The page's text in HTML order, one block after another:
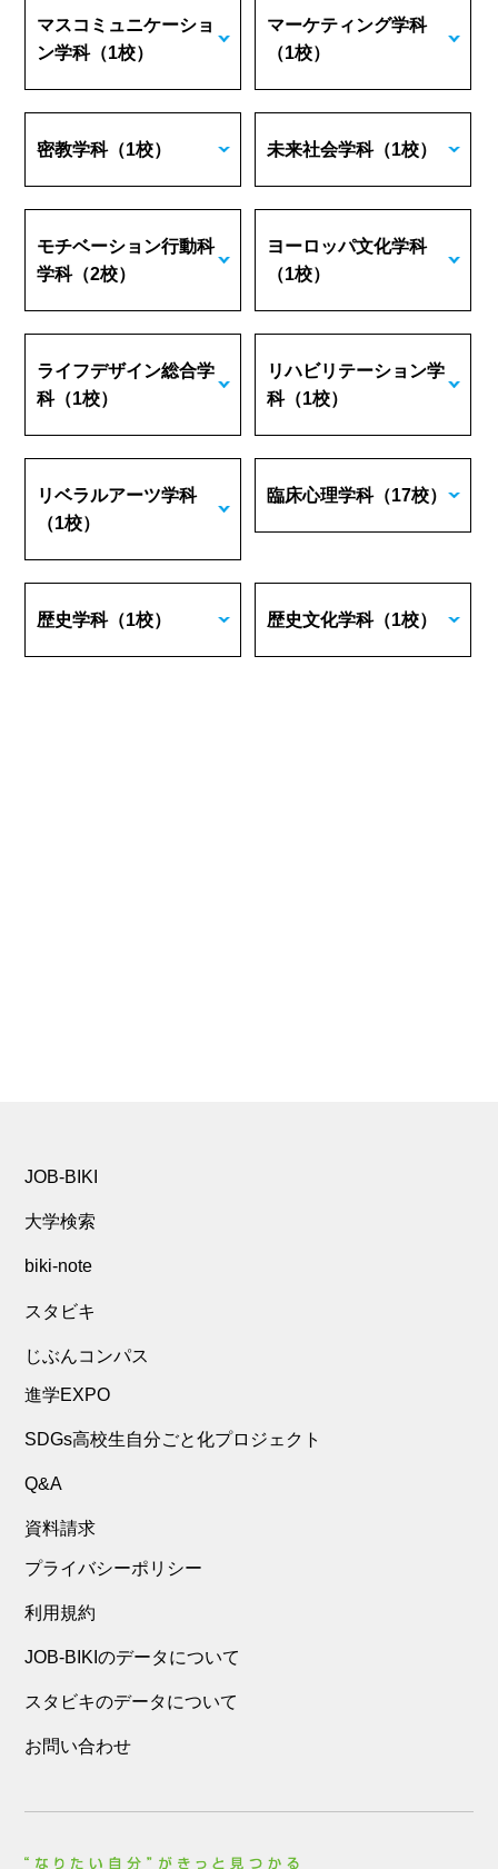
マスコミュニケーショ
ン学科（1校）
マーケティング学科
（1校）
密教学科（1校） 未来社会学科（1校）
モチベーション行動科
学科（2校）
ヨーロッパ文化学科
（1校）
ライフデザイン総合学
科（1校）
リハビリテーション学
科（1校）
リベラルアーツ学科
（1校）
臨床心理学科（17校）
歴史学科（1校） 歴史文化学科（1校）
JOB-BIKI
大学検索
biki-note
スタビキ
じぶんコンパス
進学EXPO
SDGs高校生自分ごと化プロジェクト
Q&A
資料請求
プライバシーポリシー
利用規約
JOB-BIKIのデータについて
スタビキのデータについて
お問い合わせ